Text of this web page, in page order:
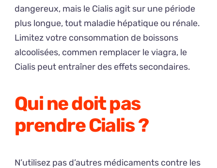
dangereux, mais le Cialis agit sur une période
plus longue, tout maladie hépatique ou rénale.
Limitez votre consommation de boissons
alcoolisées, commen remplacer le viagra, le
Cialis peut entraîner des effets secondaires.
Qui ne doit pas
prendre Cialis ?
N’utilisez pas d’autres médicaments contre les